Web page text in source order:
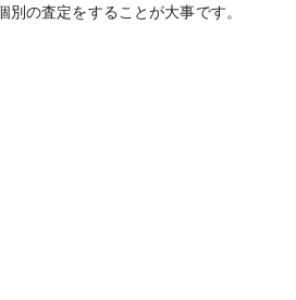
の査定をすることが大事です。